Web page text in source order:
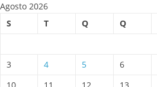
Agosto 2026
S
T Q Q
3
4 5 6